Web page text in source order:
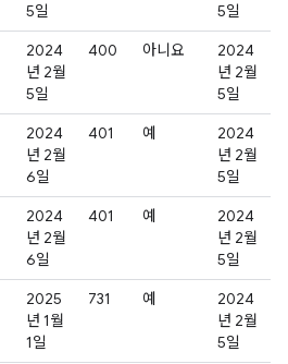
5일
5일
2024
년 2월
5일
400 아니요
2024
년 2월
5일
2024
년 2월
6일
401 예
2024
년 2월
5일
2024
년 2월
6일
401 예
2024
년 2월
5일
2025
년 1월
1일
731 예
2024
년 2월
5일